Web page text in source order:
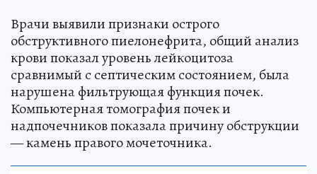
Врачи выявили признаки острого
обструктивного пиелонефрита, общий анализ
крови показал уровень лейкоцитоза
сравнимый с септическим состоянием, была
нарушена фильтрующая функция почек.
Компьютерная томография почек и
надпочечников показала причину обструкции
— камень правого мочеточника.